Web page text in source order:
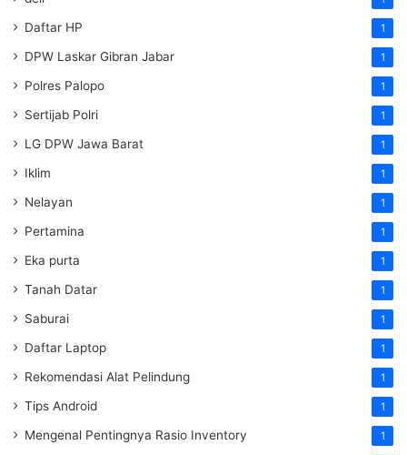
Daftar HP 1
DPW Laskar Gibran Jabar 1
Polres Palopo 1
Sertijab Polri 1
LG DPW Jawa Barat 1
Iklim 1
Nelayan 1
Pertamina 1
Eka purta 1
Tanah Datar 1
Saburai 1
Daftar Laptop 1
Rekomendasi Alat Pelindung 1
Tips Android 1
Mengenal Pentingnya Rasio Inventory 1